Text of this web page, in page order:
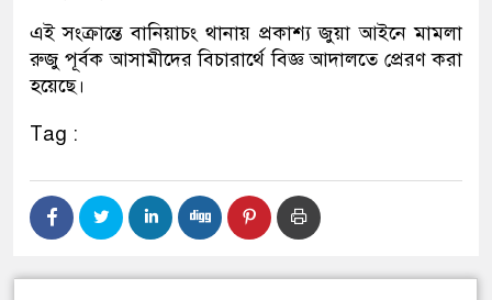
এই সংক্রান্তে বানিয়াচং থানায় প্রকাশ্য জুয়া আইনে মামলা
রুজু পূর্বক আসামীদের বিচারার্থে বিজ্ঞ আদালতে প্রেরণ করা
হয়েছে।
Tag :